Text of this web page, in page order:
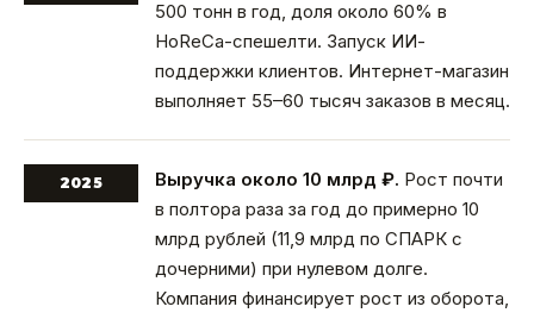
500 тонн в год, доля около 60% в
HoReCa-спешелти. Запуск ИИ-
поддержки клиентов. Интернет-магазин
выполняет 55–60 тысяч заказов в месяц.
2025 Выручка около 10 млрд ₽. Рост почти
в полтора раза за год до примерно 10
млрд рублей (11,9 млрд по СПАРК с
дочерними) при нулевом долге.
Компания финансирует рост из оборота,